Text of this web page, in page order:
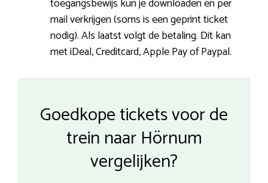
mail verkrijgen (soms is een geprint ticket
nodig). Als laatst volgt de betaling. Dit kan
met iDeal, Creditcard, Apple Pay of Paypal.
Goedkope tickets voor de
trein naar Hörnum
vergelijken?